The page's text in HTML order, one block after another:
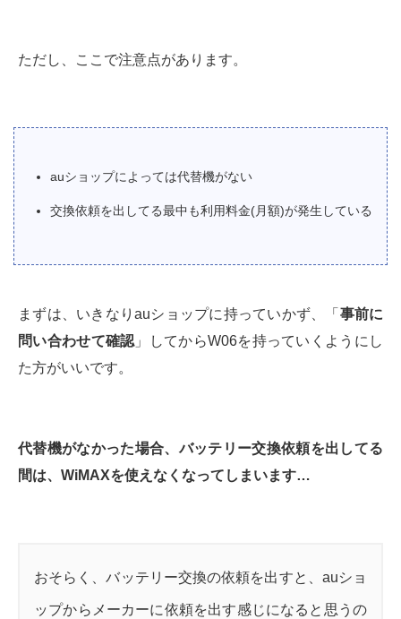
ただし、ここで注意点があります。
auショップによっては代替機がない
交換依頼を出してる最中も利用料金(月額)が発生している
まずは、いきなりauショップに持っていかず、「 事前に
問い合わせて確認 」してからW06を持っていくようにし
た方がいいです。
代替機がなかった場合、バッテリー交換依頼を出してる
間は、WiMAXを使えなくなってしまいます…
おそらく、バッテリー交換の依頼を出すと、auショ
ップからメーカーに依頼を出す感じになると思うの